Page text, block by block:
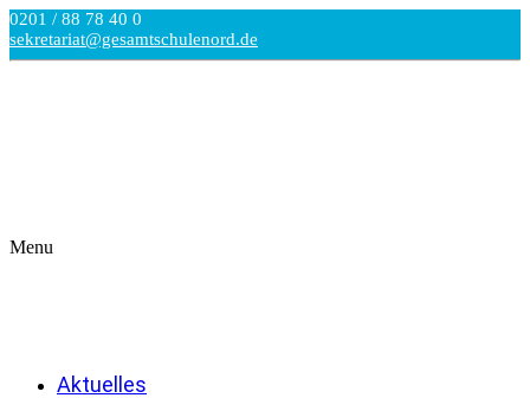
0201 / 88 78 40 0
sekretariat@gesamtschulenord.de
Menu
Aktuelles